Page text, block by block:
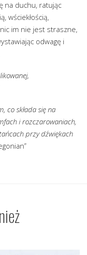
na duchu, ratując
wściekłością,
im nie jest straszne,
odwagę i
co składa się na
i rozczarowaniach,
przy dźwiękach